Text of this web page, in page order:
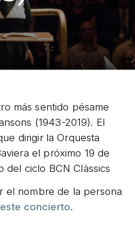
más sentido pésame
(1943-2019). El
dirigir la Orquesta
el próximo 19 de
del ciclo BCN Clàssics
el nombre de la persona
este concierto.